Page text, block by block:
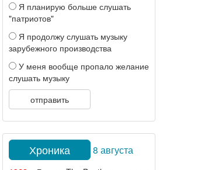
Я планирую больше слушать
"патриотов"
Я продолжу слушать музыку
зарубежного производства
У меня вообще пропало желание
слушать музыку
отправить
Хроника 8 августа